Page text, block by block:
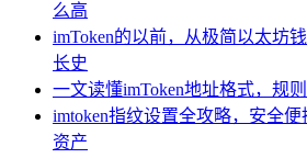
么高
imToken的以前，从极简以太坊
长史
一文读懂imToken地址格式，规
imtoken指纹设置全攻略，安全
资产